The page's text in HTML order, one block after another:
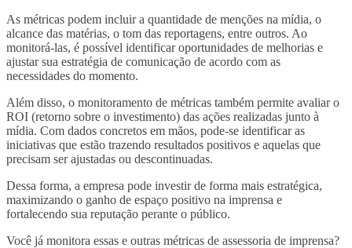
As métricas podem incluir a quantidade de menções na mídia, o
alcance das matérias, o tom das reportagens, entre outros. Ao
monitorá-las, é possível identificar oportunidades de melhorias e
ajustar sua estratégia de comunicação de acordo com as
necessidades do momento.
Além disso, o monitoramento de métricas também permite avaliar o
ROI (retorno sobre o investimento) das ações realizadas junto à
mídia. Com dados concretos em mãos, pode-se identificar as
iniciativas que estão trazendo resultados positivos e aquelas que
precisam ser ajustadas ou descontinuadas.
Dessa forma, a empresa pode investir de forma mais estratégica,
maximizando o ganho de espaço positivo na imprensa e
fortalecendo sua reputação perante o público.
Você já monitora essas e outras métricas de assessoria de imprensa?